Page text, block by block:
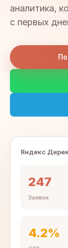
аналитика,
с первых
Яндекс
247
Заявок
4.2%